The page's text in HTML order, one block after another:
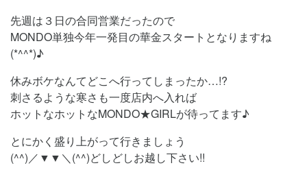
先週は３日の合同営業だったので
MONDO単独今年一発目の華金スタートとなりますね
(*^^*)♪
休みボケなんてどこへ行ってしまったか…!?
刺さるような寒さも一度店内へ入れば
ホットなホットなMONDO★GIRLが待ってます♪
とにかく盛り上がって行きましょう
(^^)／▼▼＼(^^)どしどしお越し下さい!!